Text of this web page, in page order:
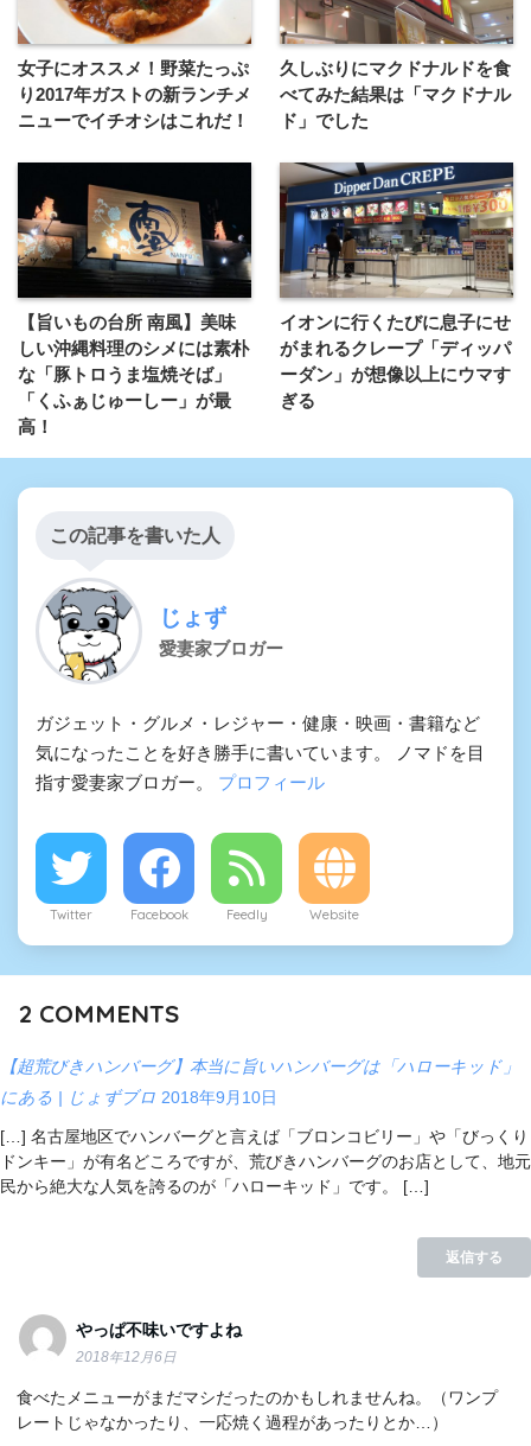
女子にオススメ！野菜たっぷ
り2017年ガストの新ランチメ
ニューでイチオシはこれだ！
久しぶりにマクドナルドを食
べてみた結果は「マクドナル
ド」でした
【旨いもの台所 南風】美味
しい沖縄料理のシメには素朴
な「豚トロうま塩焼そば」
「くふぁじゅーしー」が最
高！
イオンに行くたびに息子にせ
がまれるクレープ「ディッパ
ーダン」が想像以上にウマす
ぎる
この記事を書いた人
じょず
愛妻家ブロガー
ガジェット・グルメ・レジャー・健康・映画・書籍など
気になったことを好き勝手に書いています。 ノマドを目
指す愛妻家ブロガー。 プロフィール
Twitter Facebook Feedly Website
2 COMMENTS
【超荒びきハンバーグ】本当に旨いハンバーグは「ハローキッド」
にある | じょずブロ 2018年9月10日
[…] 名古屋地区でハンバーグと言えば「ブロンコビリー」や「びっくり
ドンキー」が有名どころですが、荒びきハンバーグのお店として、地元
民から絶大な人気を誇るのが「ハローキッド」です。 […]
返信する
やっぱ不味いですよね
2018年12月6日
食べたメニューがまだマシだったのかもしれませんね。（ワンプ
レートじゃなかったり、一応焼く過程があったりとか…）